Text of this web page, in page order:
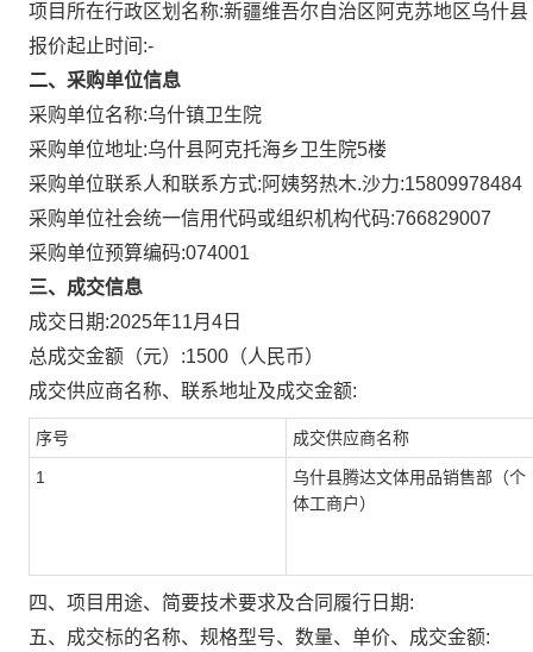
项目所在行政区划名称:新疆维吾尔自治区阿克苏地区乌什县
报价起止时间:-
二、采购单位信息
采购单位名称:乌什镇卫生院
采购单位地址:乌什县阿克托海乡卫生院5楼
采购单位联系人和联系方式: 阿姨努热木.沙力:15809978484
采购单位社会统一信用代码或组织机构代码:766829007
采购单位预算编码:074001
三、成交信息
成交日期:2025年11月4日
总成交金额（元）:1500 （人民币）
成交供应商名称、联系地址及成交金额:
序号 成交供应商名称
1
乌什县腾达文体用品销售部（个
体工商户）
四、项目用途、简要技术要求及合同履行日期:
五、成交标的名称、规格型号、数量、单价、成交金额: